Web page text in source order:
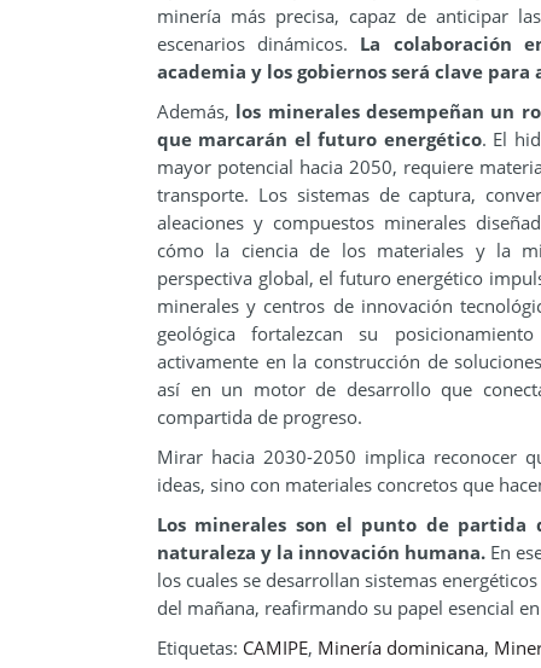
minería más precisa, capaz de anticipar
escenarios dinámicos. La colaboración
academia y los gobiernos será clave
Además, los minerales desempeñan un
que marcarán el futuro energético. El
mayor potencial hacia 2050, requiere
transporte. Los sistemas de captura,
aleaciones y compuestos minerales
cómo la ciencia de los materiales y la
perspectiva global, el futuro energético
minerales y centros de innovación
geológica fortalezcan su
activamente en la construcción de
así en un motor de desarrollo que
compartida de progreso.
Mirar hacia 2030-2050 implica reconocer
ideas, sino con materiales concretos que
Los minerales son el punto de
naturaleza y la innovación humana. En
los cuales se desarrollan sistemas
del mañana, reafirmando su papel esencial
Etiquetas: CAMIPE, Minería dominicana,